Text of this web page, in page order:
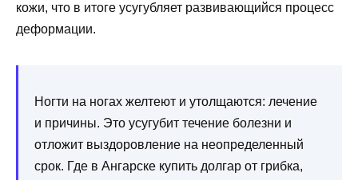
кожи, что в итоге усугубляет развивающийся процесс
деформации.
Ногти на ногах желтеют и утолщаются: лечение
и причины. Это усугубит течение болезни и
отложит выздоровление на неопределенный
срок. Где в Ангарске купить долгар от грибка,